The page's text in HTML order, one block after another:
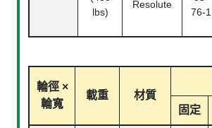
lbs)
Resolute
76-1
輪徑 ×
輪寬
載重 材質
固定